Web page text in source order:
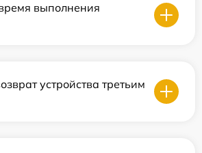
выполнения
устройства третьим